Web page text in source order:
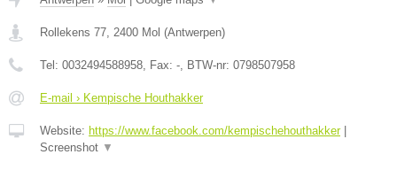
Rollekens 77, 2400 Mol (Antwerpen)
Tel: 0032494588958, Fax: -, BTW-nr: 0798507958
E-mail › Kempische Houthakker
Website: https://www.facebook.com/kempischehouthakker|
Screenshot ▼